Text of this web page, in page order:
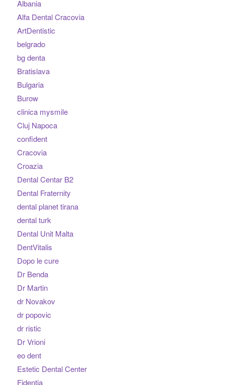
Albania
Alfa Dental Cracovia
ArtDentistic
belgrado
bg denta
Bratislava
Bulgaria
Burow
clinica mysmile
Cluj Napoca
confident
Cracovia
Croazia
Dental Centar B2
Dental Fraternity
dental planet tirana
dental turk
Dental Unit Malta
DentVitalis
Dopo le cure
Dr Benda
Dr Martin
dr Novakov
dr popovic
dr ristic
Dr Vrioni
eo dent
Estetic Dental Center
Fidentia